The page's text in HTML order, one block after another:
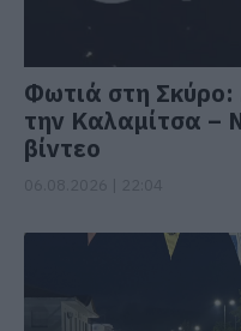
Φωτιά στη Σκύρο:
την Καλαμίτσα –
βίντεο